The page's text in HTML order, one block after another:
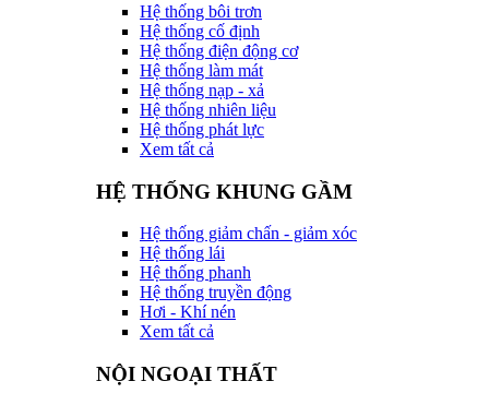
Hệ thống bôi trơn
Hệ thống cố định
Hệ thống điện động cơ
Hệ thống làm mát
Hệ thống nạp - xả
Hệ thống nhiên liệu
Hệ thống phát lực
Xem tất cả
HỆ THỐNG KHUNG GẦM
Hệ thống giảm chấn - giảm xóc
Hệ thống lái
Hệ thống phanh
Hệ thống truyền động
Hơi - Khí nén
Xem tất cả
NỘI NGOẠI THẤT